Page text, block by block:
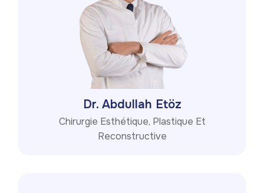
Dr. Abdullah Etöz
Chirurgie Esthétique, Plastique Et
Reconstructive